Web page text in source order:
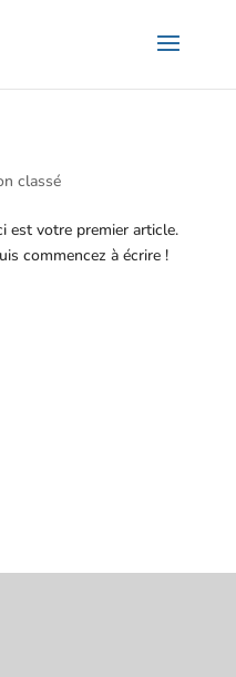
classé
est votre premier article.
commencez à écrire !